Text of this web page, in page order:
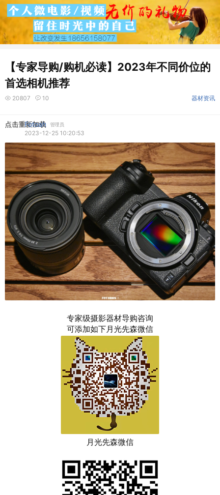
【专家导购/购机必读】2023年不同价位的
首选相机推荐
20807 10 器材资讯
点击重新加载
Fotoah 管理员
2023-12-25 10:20:53
专家级摄影器材导购咨询
可添加如下月光先森微信
月光先森微信